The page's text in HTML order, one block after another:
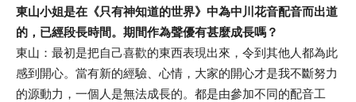
東山小姐是在《只有神知道的世界》中為中川花音配音而出道
的，已經段長時間。期間作為聲優有甚麼成長嗎？
東山：最初是把自己喜歡的東西表現出來，令到其他人都為此
感到開心。當有新的經驗、心情，大家的開心才是我不斷努力
的源動力，一個人是無法成長的。都是由參加不同的配音工